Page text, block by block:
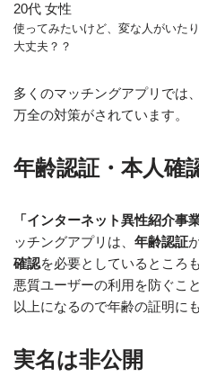
20代 女性
使ってみたいけど、変な人がいた
大丈夫？？
多くのマッチングアプリでは
万全の対策がされています。
年齢認証・本人確
「インターネット異性紹介事
ッチングアプリは、 年齢認証
確認を必要としているところ
悪質ユーザーの利用を防ぐこ
以上になるので年齢の証明に
実名は非公開